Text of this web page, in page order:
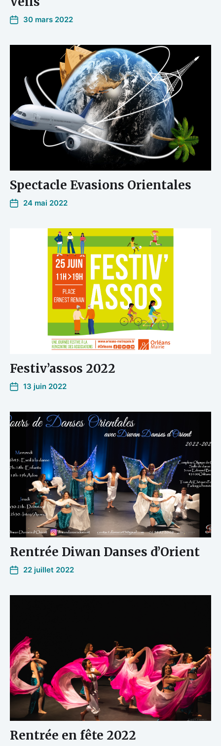
30 mars 2022
Spectacle Evasions Orientales
24 mai 2022
Festiv’assos 2022
13 juin 2022
Rentrée Diwan Danses d’Orient
22 juillet 2022
Rentrée en fête 2022